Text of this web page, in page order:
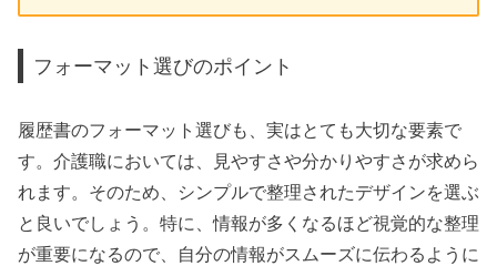
フォーマット選びのポイント
履歴書のフォーマット選びも、実はとても大切な要素で
す。介護職においては、見やすさや分かりやすさが求めら
れます。そのため、シンプルで整理されたデザインを選ぶ
と良いでしょう。特に、情報が多くなるほど視覚的な整理
が重要になるので、自分の情報がスムーズに伝わるように